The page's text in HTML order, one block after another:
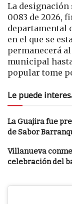
La designación
0083 de 2026,
departamental
en el que se
permanecerá
municipal
popular tome
Le puede
La Guajira fue
de Sabor
Villanueva
celebración del